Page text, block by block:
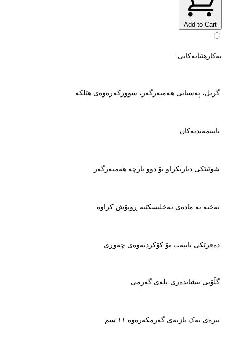
Add to Cart
بەکارهێنانەکانی:
گریل، پەستانی هەمبەرگەر، سوورکەرەوەی هێلکە
تایبتمەندیەکان:
شوێنێکی دیاریکراو بۆ دوو پارچە هەمبەرگەر
تەختە بە مادەی نەخلیسکێنە ڕوپۆش کراوە
دەفرێکی تایبەت بۆ کۆکردنەوەی چەوری
گڵۆپی نیشاندەری پلەی گەرمی
تیرەی یەک بازنەی گەرمکەرەوە ١١ سم